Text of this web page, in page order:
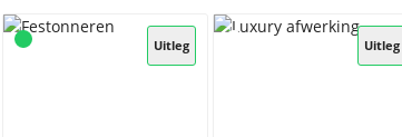
Uitleg Uitleg